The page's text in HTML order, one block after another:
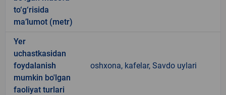
to‘g‘risida
ma’lumot (metr)
Yer
uchastkasidan
foydalanish
mumkin bo'lgan
faoliyat turlari
oshxona, kafelar, Savdo uylari